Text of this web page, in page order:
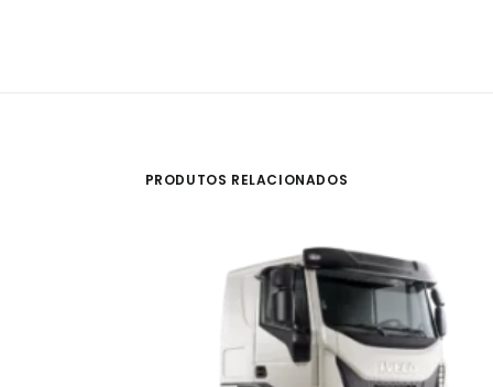
PRODUTOS RELACIONADOS